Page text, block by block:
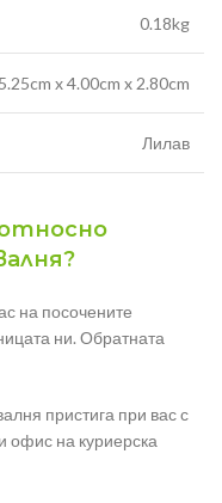
0.18kg
5.25cm x 4.00cm x 2.80cm
Лилав
на посочените
ни. Обратната
пристига при вас с
офис на куриерска